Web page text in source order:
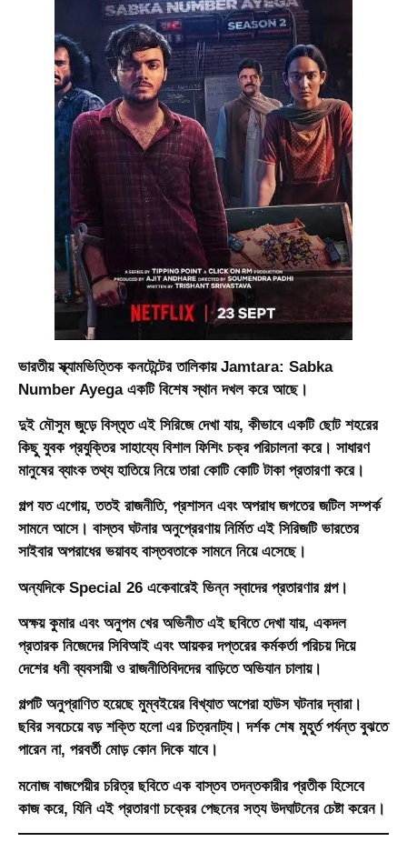
ভারতীয় স্ক্যামভিত্তিক কনটেন্টের তালিকায় Jamtara: Sabka
Number Ayegaএকটি বিশেষ স্থান দখল করে আছে।
দুই মৌসুম জুড়ে বিস্তৃত এই সিরিজে দেখা যায়, কীভাবে একটি ছোট শহরের
কিছু যুবক প্রযুক্তির সাহায্যে বিশাল ফিশিং চক্র পরিচালনা করে। সাধারণ
মানুষের ব্যাংক তথ্য হাতিয়ে নিয়ে তারা কোটি কোটি টাকা প্রতারণা করে।
গল্প যত এগোয়, ততই রাজনীতি, প্রশাসন এবং অপরাধ জগতের জটিল সম্পর্ক
সামনে আসে। বাস্তব ঘটনার অনুপ্রেরণায় নির্মিত এই সিরিজটি ভারতের
সাইবার অপরাধের ভয়াবহ বাস্তবতাকে সামনে নিয়ে এসেছে।
অন্যদিকে Special 26 একেবারেই ভিন্ন স্বাদের প্রতারণার গল্প।
অক্ষয় কুমার এবং অনুপম খের অভিনীত এই ছবিতে দেখা যায়, একদল
প্রতারক নিজেদের সিবিআই এবং আয়কর দপ্তরের কর্মকর্তা পরিচয় দিয়ে
দেশের ধনী ব্যবসায়ী ও রাজনীতিবিদদের বাড়িতে অভিযান চালায়।
গল্পটি অনুপ্রাণিত হয়েছে মুম্বইয়ের বিখ্যাত অপেরা হাউস ঘটনার দ্বারা।
ছবির সবচেয়ে বড় শক্তি হলো এর চিত্রনাট্য। দর্শক শেষ মুহূর্ত পর্যন্ত বুঝতে
পারেন না, পরবর্তী মোড় কোন দিকে যাবে।
মনোজ বাজপেয়ীর চরিত্র ছবিতে এক বাস্তব তদন্তকারীর প্রতীক হিসেবে
কাজ করে, যিনি এই প্রতারণা চক্রের পেছনের সত্য উদঘাটনের চেষ্টা করেন।